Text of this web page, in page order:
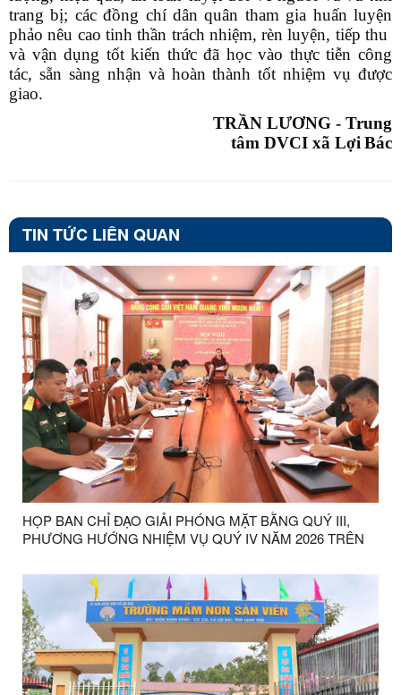
trang bị; các đồng chí dân quân tham gia huấn luyện
phảo nêu cao tinh thần trách nhiệm, rèn luyện, tiếp thu
và vận dụng tốt kiến thức đã học vào thực tiễn công
tác, sẵn sàng nhận và hoàn thành tốt nhiệm vụ được
giao.
TRẦN LƯƠNG - Trung
tâm DVCI xã LợiBác
TIN TỨC LIÊN QUAN
HỌP BAN CHỈ ĐẠO GIẢI PHÓNG MẶT BẰNG QUÝ III,
PHƯƠNG HƯỚNG NHIỆM VỤ QUÝ IV NĂM 2026 TRÊN